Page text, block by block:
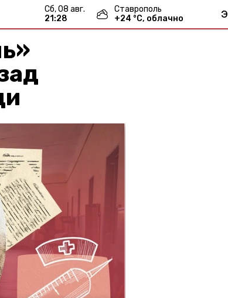
сб, 08 авг.
21:28
Ставрополь
+24 °С, облачно